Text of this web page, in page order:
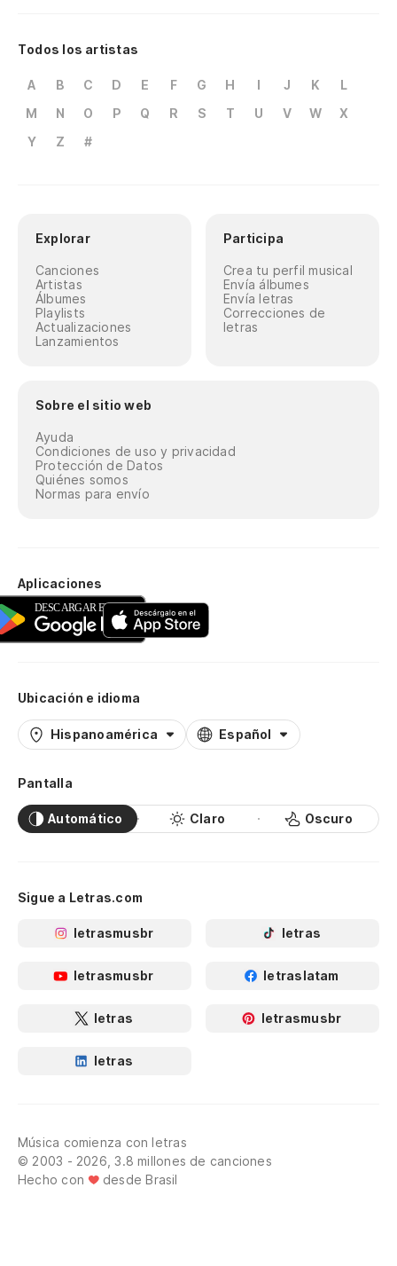
Todos los artistas
A B C D E F G H I J K
L
M
N O P Q R S T U V W
X
Y
Z #
Explorar
Canciones
Artistas
Álbumes
Playlists
Actualizaciones
Lanzamientos
Participa
Crea tu perfil musical
Envía álbumes
Envía letras
Correcciones de
letras
Sobre el sitio web
Ayuda
Condiciones de uso y privacidad
Protección de Datos
Quiénes somos
Normas para envío
Aplicaciones
Ubicación e idioma
Hispanoamérica Español
Pantalla
Automático Claro Oscuro
Sigue a Letras.com
letrasmusbr letras
letrasmusbr letraslatam
letras letrasmusbr
letras
Música comienza con letras
© 2003 - 2026, 3.8 millones de canciones
Hecho con
desde Brasil